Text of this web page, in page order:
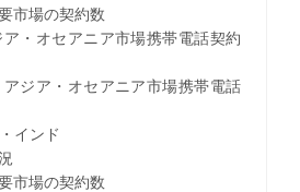
の契約数
セアニア市場携帯電話契約
・オセアニア市場携帯電話
ンド
の契約数